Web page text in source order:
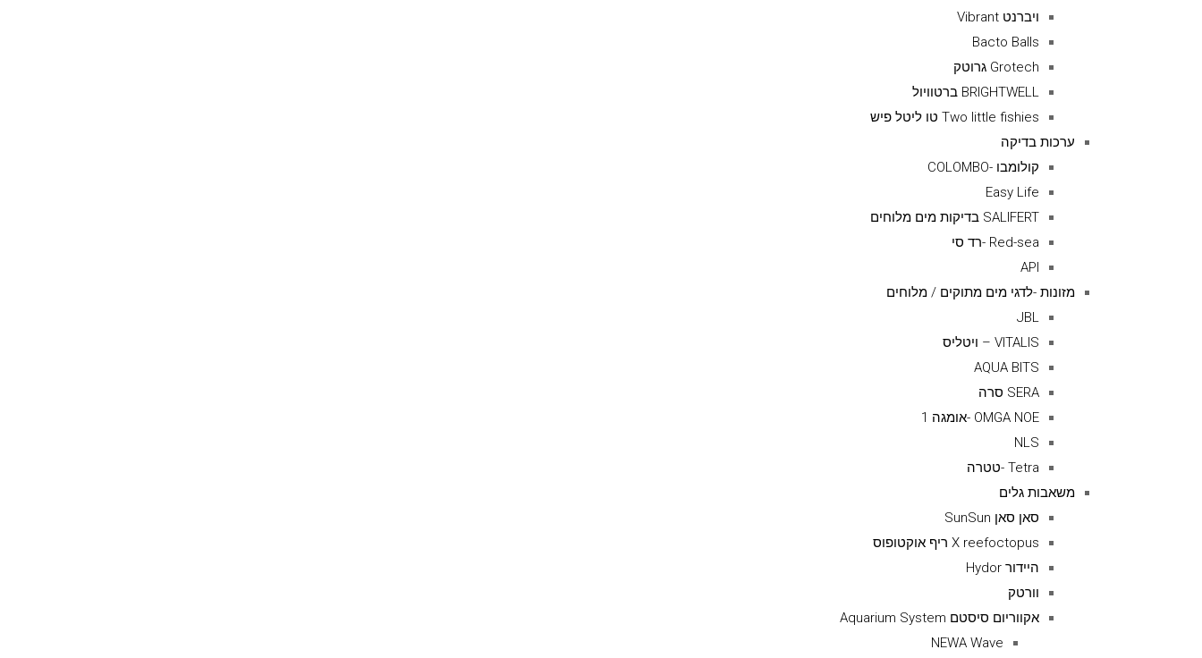
ויברנט Vibrant
Bacto Balls
Grotech גרוטק
BRIGHTWELL ברטוויול
Two little fishies טו ליטל פיש
ערכות בדיקה
קולומבו -COLOMBO
Easy Life
SALIFERT בדיקות מים מלוחים
Red-sea -רד סי
API
מזונות -לדגי מים מתוקים / מלוחים
JBL
VITALIS – ויטליס
AQUA BITS
SERA סרה
OMGA NOE -אומגה 1
NLS
Tetra -טטרה
משאבות גלים
סאן סאן SunSun
X reefoctopus ריף אוקטופוס
היידור Hydor
וורטק
אקווריום סיסטם Aquarium System
NEWA Wave